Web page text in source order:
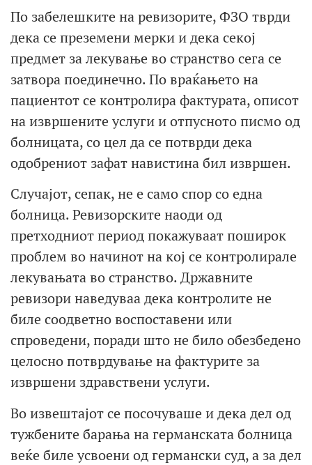
По забелешките на ревизорите, ФЗО тврди
дека се преземени мерки и дека секој
предмет за лекување во странство сега се
затвора поединечно. По враќањето на
пациентот се контролира фактурата, описот
на извршените услуги и отпусното писмо од
болницата, со цел да се потврди дека
одобрениот зафат навистина бил извршен.
Случајот, сепак, не е само спор со една
болница. Ревизорските наоди од
претходниот период покажуваат поширок
проблем во начинот на кој се контролирале
лекувањата во странство. Државните
ревизори наведуваа дека контролите не
биле соодветно воспоставени или
спроведени, поради што не било обезбедено
целосно потврдување на фактурите за
извршени здравствени услуги.
Во извештајот се посочуваше и дека дел од
тужбените барања на германската болница
веќе биле усвоени од германски суд, а за дел